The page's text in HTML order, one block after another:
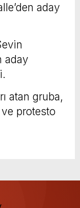
aday
aday
atan gruba,
protesto